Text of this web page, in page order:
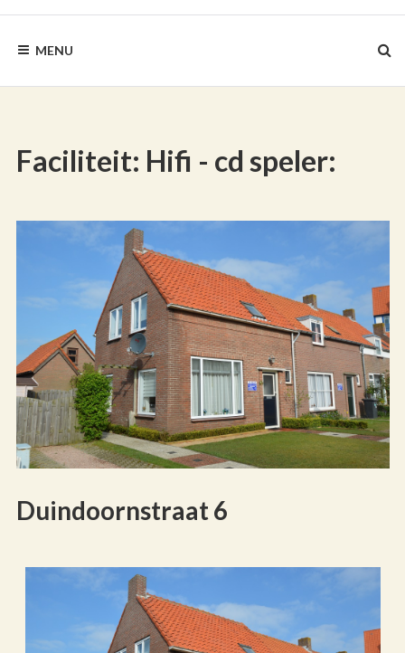
MENU
Faciliteit: Hifi - cd speler:
Duindoornstraat 6